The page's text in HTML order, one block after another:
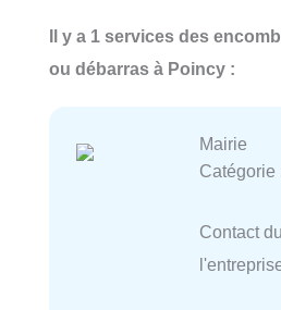
Il y a 1 services des
ou débarras à Poincy :
Mairie
Catégorie
Contact